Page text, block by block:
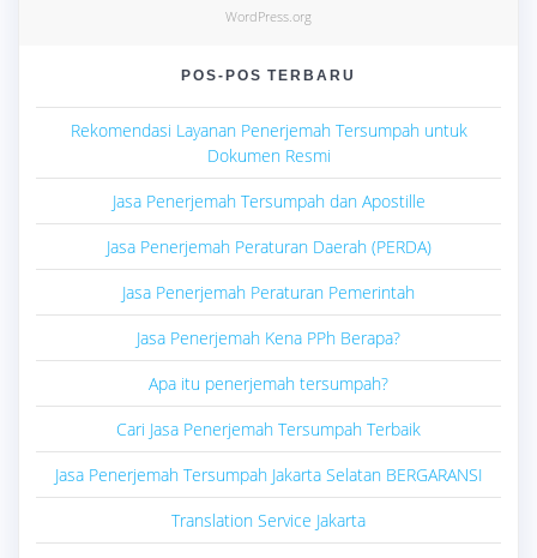
WordPress.org
POS-POS TERBARU
Rekomendasi Layanan Penerjemah Tersumpah untuk
Dokumen Resmi
Jasa Penerjemah Tersumpah dan Apostille
Jasa Penerjemah Peraturan Daerah (PERDA)
Jasa Penerjemah Peraturan Pemerintah
Jasa Penerjemah Kena PPh Berapa?
Apa itu penerjemah tersumpah?
Cari Jasa Penerjemah Tersumpah Terbaik
Jasa Penerjemah Tersumpah Jakarta Selatan BERGARANSI
Translation Service Jakarta